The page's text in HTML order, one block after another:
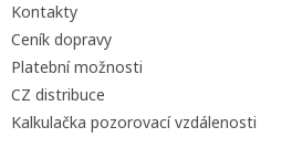
Kontakty
Ceník dopravy
Platební možnosti
CZ distribuce
Kalkulačka pozorovací vzdálenosti